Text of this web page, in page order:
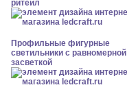
ритейл
Профильные фигурные
светильники с равномерной
засветкой